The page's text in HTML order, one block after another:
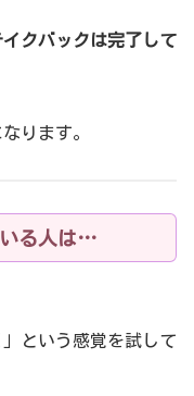
クバックは完了して
ります。
いる人は…
」という感覚を試して